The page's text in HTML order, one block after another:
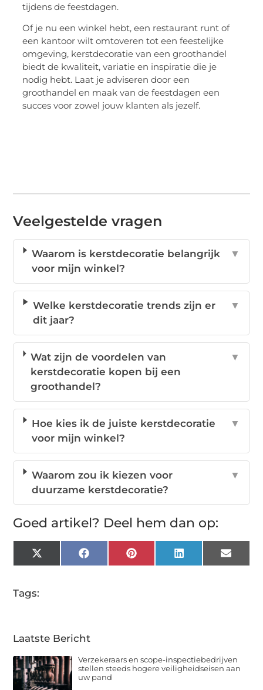
tijdens de feestdagen.
Of je nu een winkel hebt, een restaurant runt of
een kantoor wilt omtoveren tot een feestelijke
omgeving, kerstdecoratie van een groothandel
biedt de kwaliteit, variatie en inspiratie die je
nodig hebt. Laat je adviseren door een
groothandel en maak van de feestdagen een
succes voor zowel jouw klanten als jezelf.
Veelgestelde vragen
Waarom is kerstdecoratie belangrijk
voor mijn winkel?
▼
Welke kerstdecoratie trends zijn er
dit jaar?
▼
Wat zijn de voordelen van
kerstdecoratie kopen bij een
groothandel?
▼
Hoe kies ik de juiste kerstdecoratie
voor mijn winkel?
▼
Waarom zou ik kiezen voor
duurzame kerstdecoratie?
▼
Goed artikel? Deel hem dan op:
X
(Twitter)
FacebookPinterestLinkedInEmail
Tags:
Laatste Bericht
Verzekeraars en scope-inspectiebedrijven
stellen steeds hogere veiligheidseisen aan
uw pand